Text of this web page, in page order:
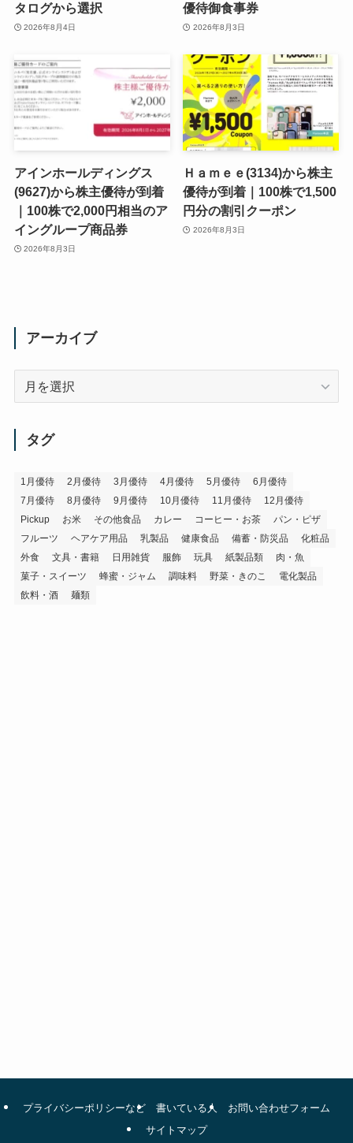
タログから選択
2026年8月4日
優待御食事券
2026年8月3日
アインホールディングス
(9627)から株主優待が到着
｜100株で2,000円相当のア
イングループ商品券
2026年8月3日
Ｈａｍｅｅ(3134)から株主
優待が到着｜100株で1,500
円分の割引クーポン
2026年8月3日
アーカイブ
タグ
1月優待 2月優待 3月優待 4月優待 5月優待
6月優待
7月優待
8月優待 9月優待 10月優待 11月優待
12月優待
Pickup
お米 その他食品 カレー コーヒー・お茶
パン・ピザ
フルーツ
ヘアケア用品 乳製品 健康食品 備蓄・防災品
化粧品
外食
文具・書籍 日用雑貨 服飾 玩具 紙製品類
肉・魚
菓子・スイーツ
蜂蜜・ジャム 調味料 野菜・きのこ
電化製品
飲料・酒
麺類
プライバシーポリシーなど 書いている人
お問い合わせフォーム
サイトマップ